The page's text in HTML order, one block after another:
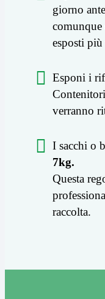
giorno
esposti
Esponi i
verranno
I sacchi o
7kg.
Questa
raccolta.